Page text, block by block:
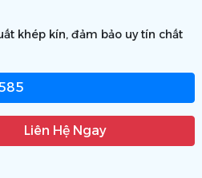
khép kín, đảm bảo uy tín chất
Liên Hệ Ngay